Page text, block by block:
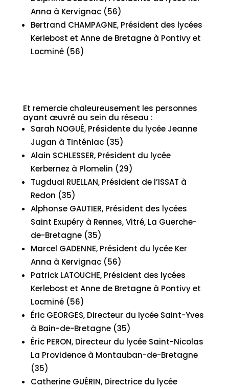
Anna à Kervignac (56)
Bertrand CHAMPAGNE, Président des lycées
Kerlebost et Anne de Bretagne à Pontivy et
Locminé (56)
Et remercie chaleureusement les personnes
ayant œuvré au sein du réseau :
Sarah NOGUÉ, Présidente du lycée Jeanne
Jugan à Tinténiac (35)
Alain SCHLESSER, Président du lycée
Kerbernez à Plomelin (29)
Tugdual RUELLAN, Président de l’ISSAT à
Redon (35)
Alphonse GAUTIER, Président des lycées
Saint Exupéry à Rennes, Vitré, La Guerche-
de-Bretagne (35)
Marcel GADENNE, Président du lycée Ker
Anna à Kervignac (56)
Patrick LATOUCHE, Président des lycées
Kerlebost et Anne de Bretagne à Pontivy et
Locminé (56)
Éric GEORGES, Directeur du lycée Saint-Yves
à Bain-de-Bretagne (35)
Éric PERON, Directeur du lycée Saint-Nicolas
La Providence à Montauban-de-Bretagne
(35)
Catherine GUÉRIN, Directrice du lycée